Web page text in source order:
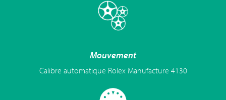
Mouvement
Calibre automatique Rolex Manufacture 4130